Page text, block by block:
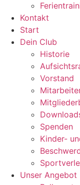
Kontakt
Start
Dein Club
Historie
Vorstand
Spenden
Kinder-
Unser Angebot